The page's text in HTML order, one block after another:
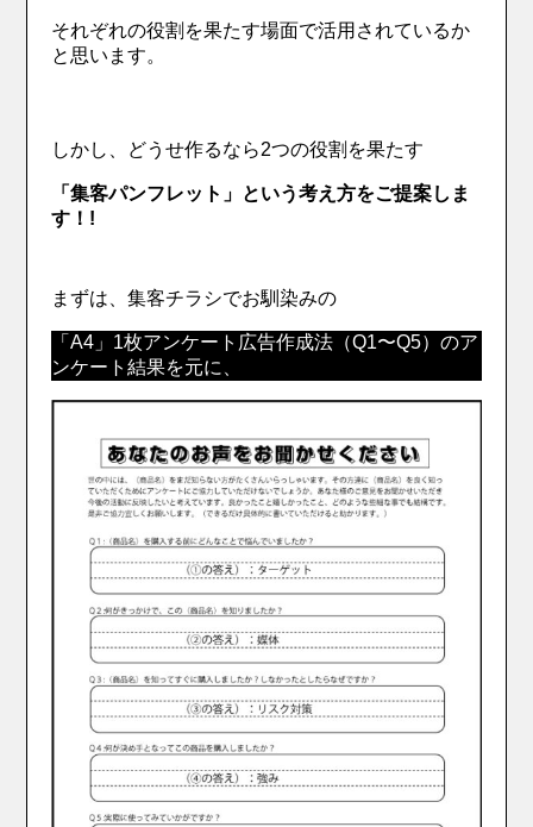
それぞれの役割を果たす場面で活用されているか
と思います。
しかし、どうせ作るなら2つの役割を果たす
「集客パンフレット」 という考え方をご提案しま
す！!
まずは、集客チラシでお馴染みの
「A4」1枚アンケート広告作成法（Q1〜Q5）のア
ンケート結果を元に、